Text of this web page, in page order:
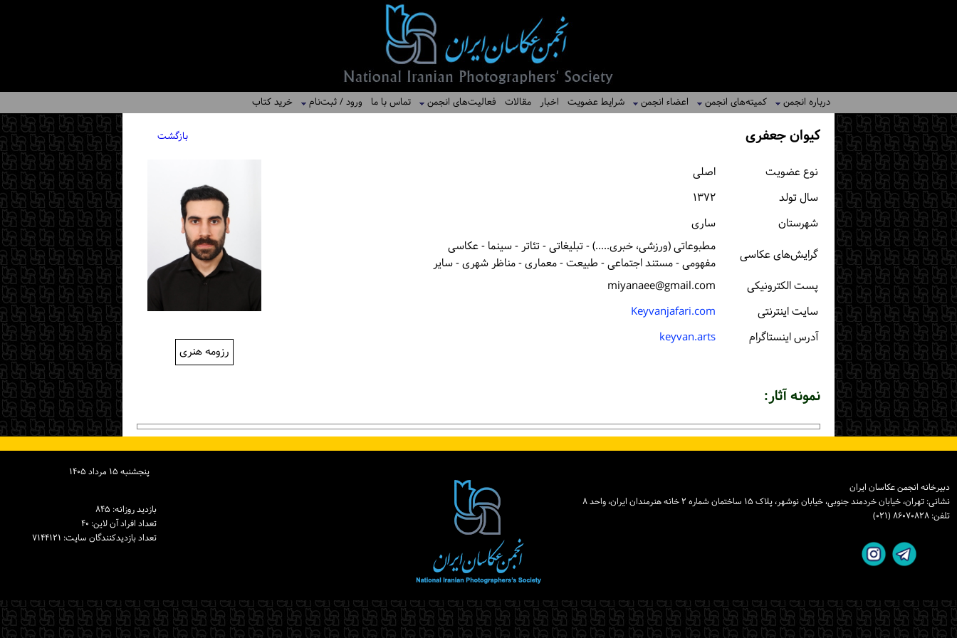
درباره انجمن کمیته‌های انجمن اعضاء انجمن شرایط عضویت اخبار مقالات فعالیت‌های انجمن تماس با ما ورود / ثبت‌نام خرید کتاب
کیوان جعفری بازگشت
رزومه هنری
نوع عضویت
اصلی
سال تولد
۱۳۷۲
شهرستان
ساری
گرایش‌های عکاسی
مطبوعاتی (ورزشی، خبری.....) - تبلیغاتی - تئاتر - سینما - عکاسی
مفهومی - مستند اجتماعی - طبیعت - معماری - مناظر شهری - سایر
پست الكترونیكی
miyanaee@gmail.com
سایت اینترنتی
Keyvanjafari.com
آدرس اینستاگرام
keyvan.arts
نمونه آثار:
پنجشنبه ۱۵ مرداد ۱۴۰۵
بازدید روزانه: ۸۴۵
تعداد افراد آن لاین: ۴۰
تعداد بازدیدكنندگان سایت: ۷۱۴۴۱۲۱
دبیرخانه انجمن عکاسان ایران
نشانی: تهران، خیابان خردمند جنوبی، خیابان نوشهر، پلاک ۱۵ ساختمان شماره ۲ خانه هنرمندان ایران، واحد ۸
تلفن: ۸۶۰۷۰۸۲۸ (۰۲۱)